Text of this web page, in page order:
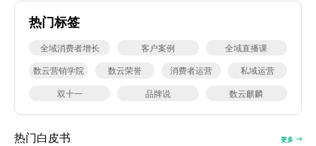
热门标签
全域消费者增长 客户案例
全域直播课
数云营销学院
数云荣誉 消费者运营
私域运营
双十一
品牌说 数云麒麟
热门白皮书 更多